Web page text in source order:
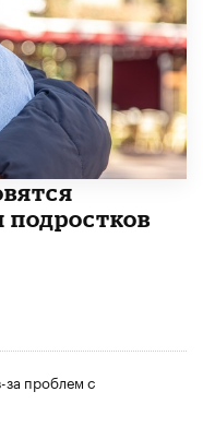
подростков
за проблем с